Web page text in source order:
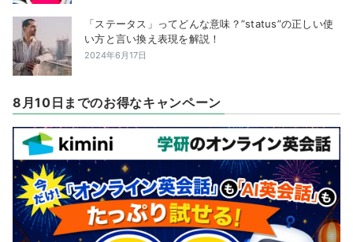
「ステータス」ってどんな意味？”status”の正しい使
い方と言い換え表現を解説！
2024年6月17日
8月10日までのお得なキャンペーン